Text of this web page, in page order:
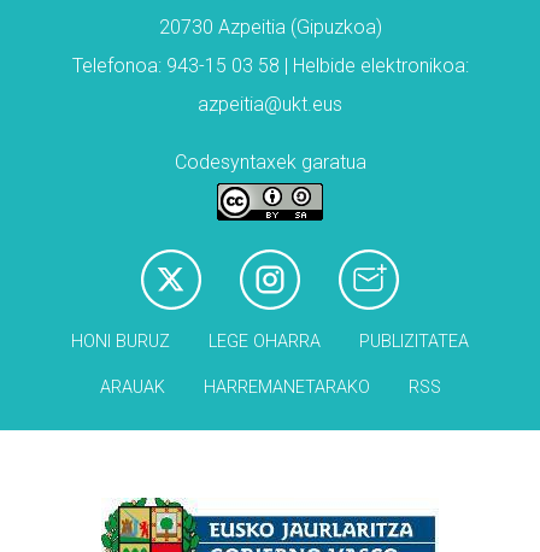
20730 Azpeitia (Gipuzkoa)
Telefonoa: 943-15 03 58 | Helbide elektronikoa:
azpeitia@ukt.eus
Codesyntaxek garatua
HONI BURUZ LEGE OHARRA PUBLIZITATEA
ARAUAK HARREMANETARAKO RSS